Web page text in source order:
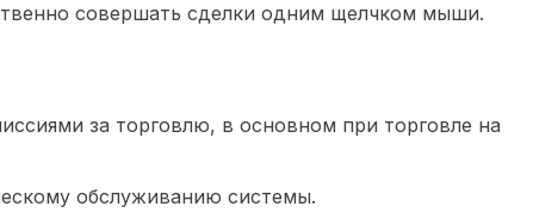
совершать сделки одним щелчком мыши.
за торговлю, в основном при торговле на
обслуживанию системы.